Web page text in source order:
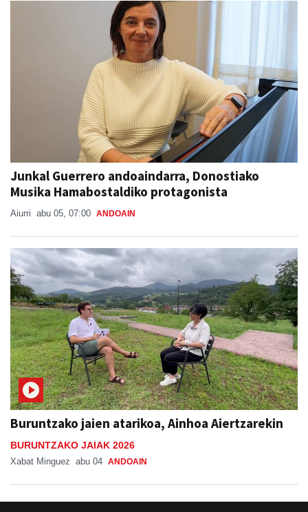
Junkal Guerrero andoaindarra, Donostiako
Musika Hamabostaldiko protagonista
Aiurri abu 05, 07:00 ANDOAIN
Buruntzako jaien atarikoa, Ainhoa Aiertzarekin
BURUNTZAKO JAIAK 2026
Xabat Minguez abu 04 ANDOAIN